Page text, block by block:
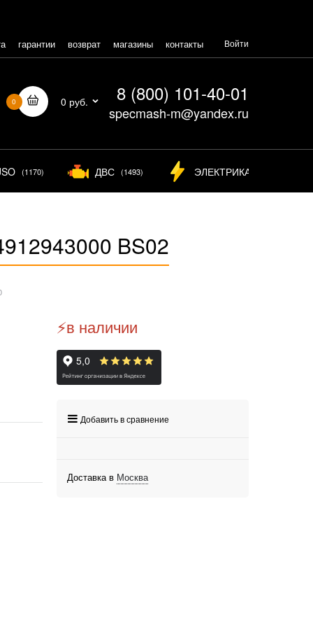
гарантии возврат магазины контакты Войти
0 0 руб. 8 (800) 101-40-01
specmash-m@yandex.ru
(1170) ДВС (1493) ЭЛЕКТРИКА
BS02
⚡️в наличии
Добавить в сравнение
Доставка в Москва